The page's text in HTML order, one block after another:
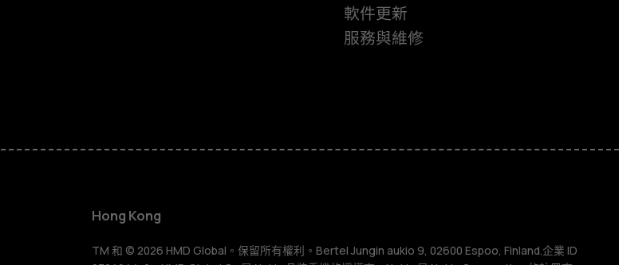
智慧型手機
功能型手機
軟件更新
服務與維修
Hong Kong
TM 和 © 2026 HMD Global。保留所有權利。Bertel Jungin aukio 9, 02600 Espoo, Finland.企業 ID